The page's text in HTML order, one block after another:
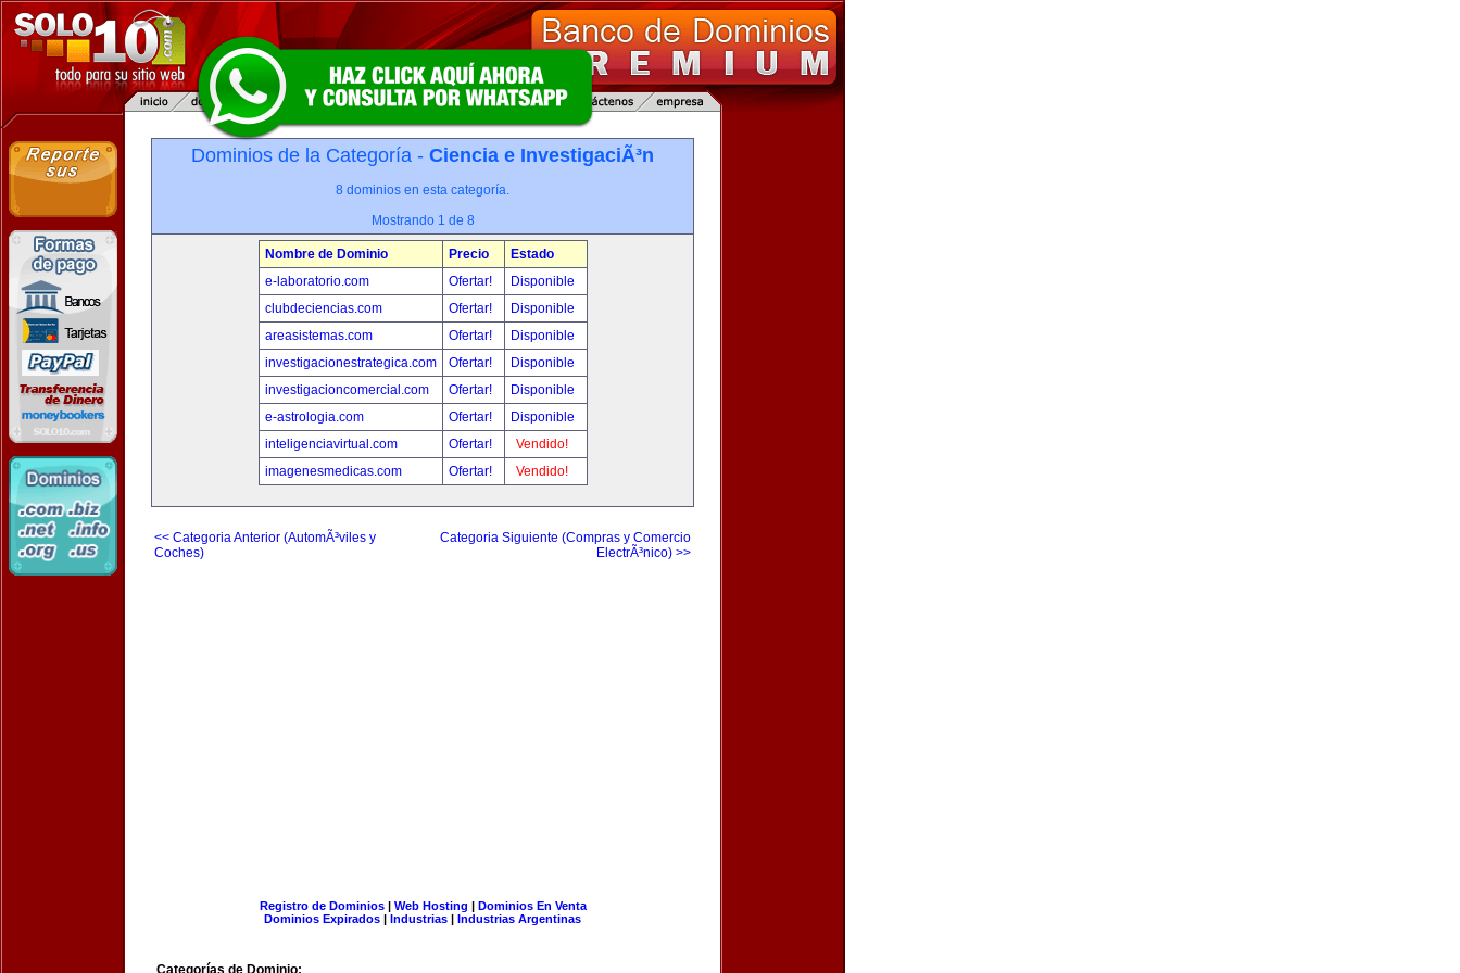
Dominios de la Categoría - Ciencia e InvestigaciÃ³n
8 dominios en esta categoría.
Mostrando 1 de 8
Nombre de Dominio Precio
Estado
e-laboratorio.com
Ofertar!
Disponible
clubdeciencias.com
Ofertar!
Disponible
areasistemas.com
Ofertar!
Disponible
investigacionestrategica.com
Ofertar!
Disponible
investigacioncomercial.com
Ofertar!
Disponible
e-astrologia.com
Ofertar!
Disponible
inteligenciavirtual.com
Ofertar!
Vendido!
imagenesmedicas.com
Ofertar! Vendido!
<< Categoria Anterior (AutomÃ³viles y
Coches)
Categoria Siguiente (Compras y Comercio
ElectrÃ³nico) >>
Registro de Dominios| Web Hosting | Dominios En Venta
Dominios Expirados | Industrias | Industrias Argentinas
Categorías de Dominio: